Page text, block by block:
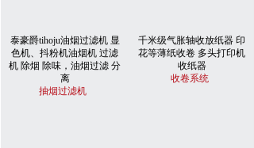
泰豪爵tihoju油烟过滤机 显
色机、抖粉机油烟机 过滤
机 除烟 除味，油烟过滤 分
离
抽烟过滤机
千米级气胀轴收放纸器 印
花等薄纸收卷 多头打印机
收纸器
收卷系统